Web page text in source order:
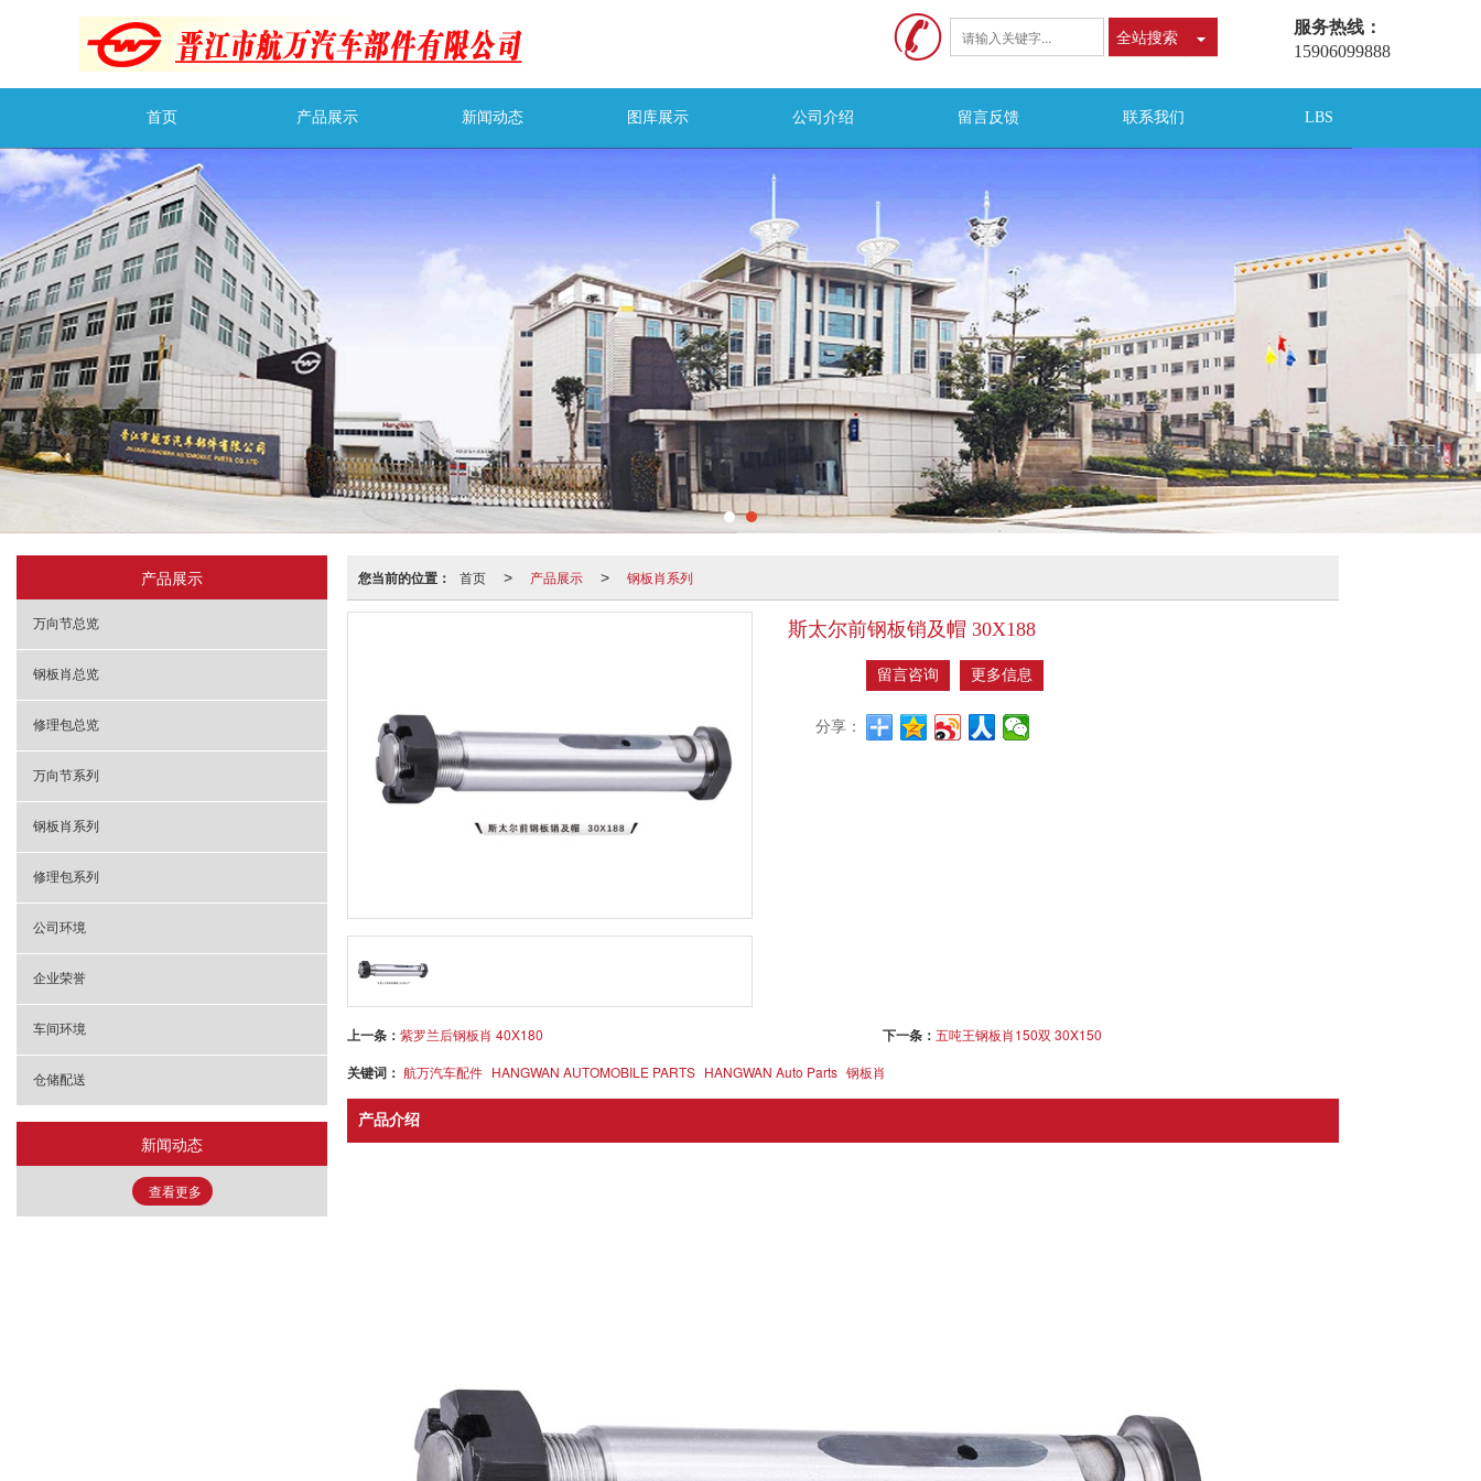
全站搜索
服务热线：
15906099888
首页 产品展示 新闻动态 图库展示 公司介绍 留言反馈 联系我们 LBS
您当前的位置： 首页 > 产品展示 > 钢板肖系列
斯太尔前钢板销及帽 30X188
留言咨询 更多信息
分享：
上一条： 紫罗兰后钢板肖 40X180 下一条： 五吨王钢板肖150双 30X150
关键词： 航万汽车配件 HANGWAN AUTOMOBILE PARTS HANGWAN Auto Parts 钢板肖
产品介绍
产品展示
万向节总览
钢板肖总览
修理包总览
万向节系列
钢板肖系列
修理包系列
公司环境
企业荣誉
车间环境
仓储配送
新闻动态
查看更多